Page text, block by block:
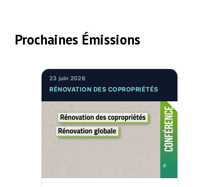
Prochaines Émissions
23 juin 2026
RÉNOVATION DES COPROPRIÉTÉS